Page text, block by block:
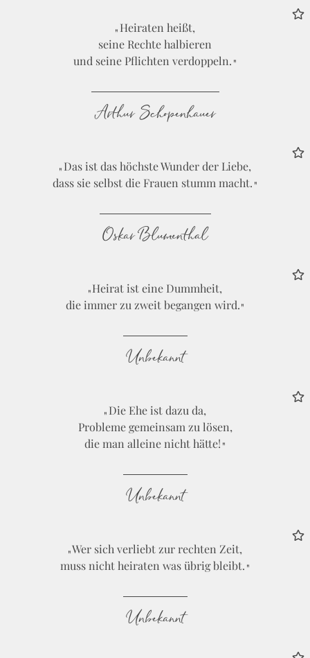
Heiraten heißt,
seine Rechte halbieren
und seine Pflichten verdoppeln.
Arthur Schopenhauer
Das ist das höchste Wunder der Liebe,
dass sie selbst die Frauen stumm macht.
Oskar Blumenthal
Heirat ist eine Dummheit,
die immer zu zweit begangen wird.
Unbekannt
Die Ehe ist dazu da,
Probleme gemeinsam zu lösen,
die man alleine nicht hätte!
Unbekannt
Wer sich verliebt zur rechten Zeit,
muss nicht heiraten was übrig bleibt.
Unbekannt